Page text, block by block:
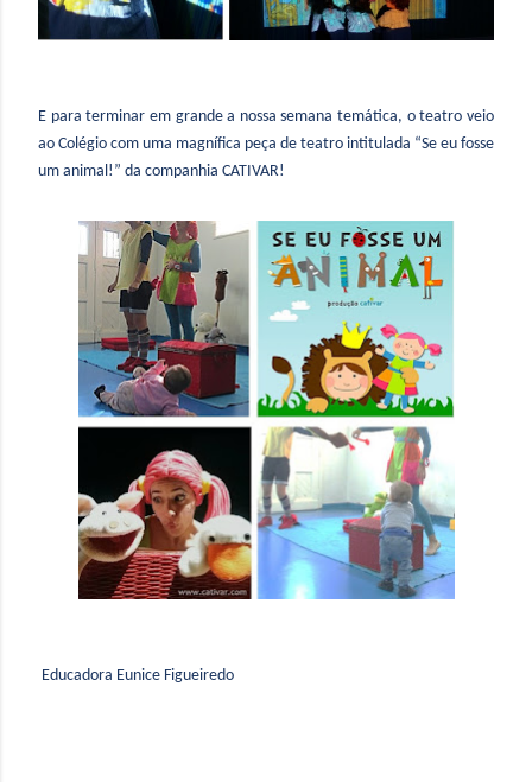
E para terminar em grande a nossa semana temática, o teatro veio
ao Colégio com uma magnífica peça de teatro intitulada “Se eu fosse
um animal!” da companhia CATIVAR!
Educadora Eunice Figueiredo